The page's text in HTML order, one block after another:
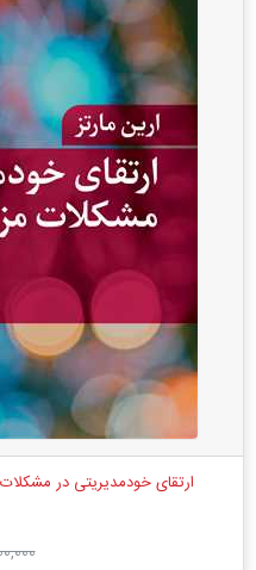
ارتقای خودمدیریتی در